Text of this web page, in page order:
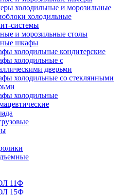
холодильные и морозильные
холодильные
системы
и морозильные столы
шкафы
холодильные кондитерские
холодильные с
дверьми
холодильные со стеклянными
холодильные
11Ф
15Ф